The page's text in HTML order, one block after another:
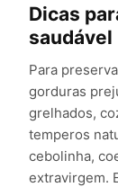
Dicas
saudável
Para
gorduras
grelhados,
temperos
cebolinha,
extravirgem.